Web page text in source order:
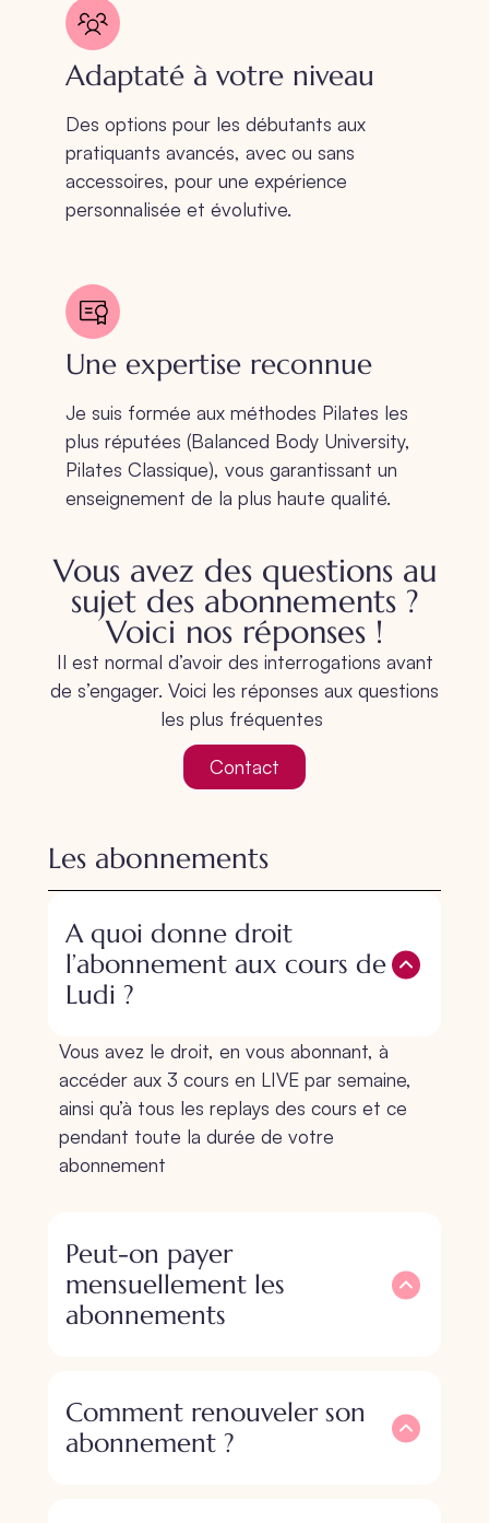
Adaptaté à votre niveau
Des options pour les débutants aux
pratiquants avancés, avec ou sans
accessoires, pour une expérience
personnalisée et évolutive.
Une expertise reconnue
Je suis formée aux méthodes Pilates les
plus réputées (Balanced Body University,
Pilates Classique), vous garantissant un
enseignement de la plus haute qualité.
Vous avez des questions au
sujet des abonnements ?
Voici nos réponses !
Il est normal d’avoir des interrogations avant
de s’engager. Voici les réponses aux questions
les plus fréquentes
Contact
Les abonnements
A quoi donne droit
l’abonnement aux cours de
Ludi ?
Vous avez le droit, en vous abonnant, à
accéder aux 3 cours en LIVE par semaine,
ainsi qu’à tous les replays des cours et ce
pendant toute la durée de votre
abonnement
Peut-on payer
mensuellement les
abonnements
Comment renouveler son
abonnement ?